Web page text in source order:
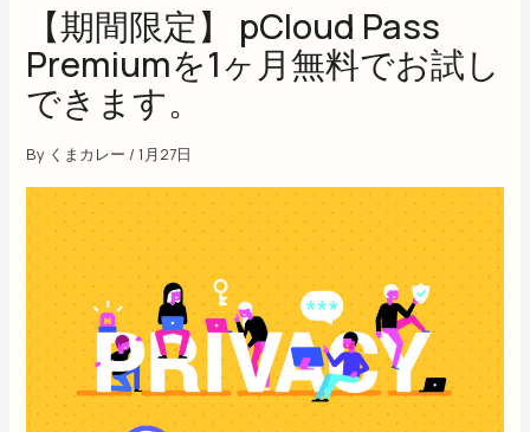
【期間限定】 pCloud Pass
Premiumを1ヶ月無料でお試し
できます。
By くまカレー /1月27日